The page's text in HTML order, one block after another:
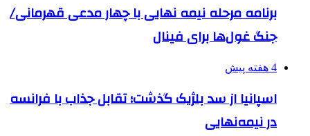
برنامه مرحله نیمه نهایی با چهار مدعی قهرمانی/
جنگ غول‌ها برای فینال
4 هفته پیش
اسپانیا از سد بلژیک گذشت؛ تقابل جذاب با فرانسه
در نیمه‌نهایی